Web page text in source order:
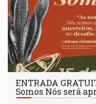
ENTRADA
Somos Nós será